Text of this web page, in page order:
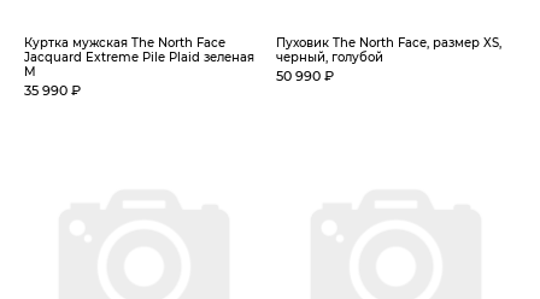
Куртка мужская The North Face
Jacquard Extreme Pile Plaid зеленая
M
35 990 ₽
Пуховик The North Face, размер XS,
черный, голубой
50 990 ₽